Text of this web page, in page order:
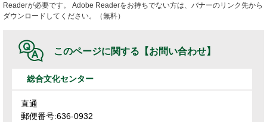
Readerが必要です。
Adobe Readerをお持ちでない方は、バナーのリンク先から
ダウンロードしてください。（無料）
このページに関する 【お問い合わせ】
総合文化センター
直通
郵便番号:636-0932